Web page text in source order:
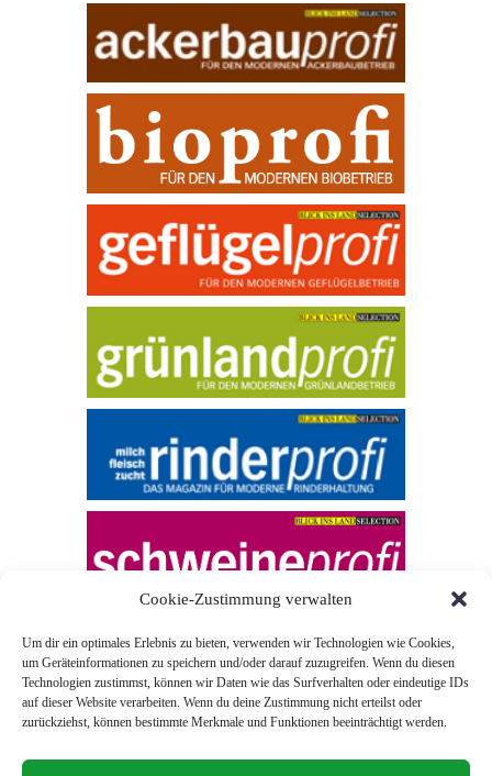
Cookie-Zustimmung verwalten
Um dir ein optimales Erlebnis zu bieten, verwenden wir Technologien wie Cookies,
um Geräteinformationen zu speichern und/oder darauf zuzugreifen. Wenn du diesen
Technologien zustimmst, können wir Daten wie das Surfverhalten oder eindeutige IDs
auf dieser Website verarbeiten. Wenn du deine Zustimmung nicht erteilst oder
zurückziehst, können bestimmte Merkmale und Funktionen beeinträchtigt werden.